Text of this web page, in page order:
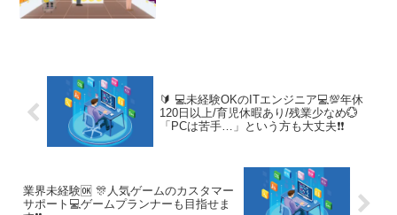
🔰 💻️未経験OKのITエンジニア💻️💯年休
120日以上/育児休暇あり/残業少なめ💮
「PCは苦手…」という方も大丈夫❗❗
業界未経験🆗 🎊人気ゲームのカスタマー
サポート💻ゲームプランナーも目指せま